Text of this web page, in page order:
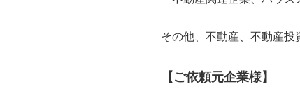
その他、不動産、不動産投
【ご依頼元企業様】